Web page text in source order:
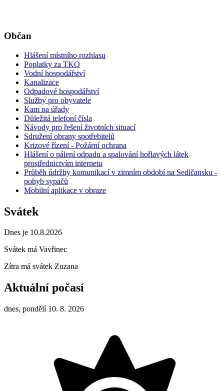
Občan
Hlášení místního rozhlasu
Poplatky za TKO
Vodní hospodářství
Kanalizace
Odpadové hospodářství
Služby pro obyvatele
Kam na úřady
Důležitá telefoní čísla
Návody pro řešení životních situací
Sdružení obrany spotřebitelů
Krizové řízení - Požární ochrana
Hlášení o pálení odpadu a spalování hořlavých látek
prostřednictvím internetu
Průběh údržby komunikací v zimním období na Sedlčansku -
pohyb sypačů
Mobilní aplikace v obraze
Svátek
Dnes je 10.8.2026
Svátek má Vavřinec
Zítra má svátek Zuzana
Aktuální počasí
dnes, pondělí 10. 8. 2026